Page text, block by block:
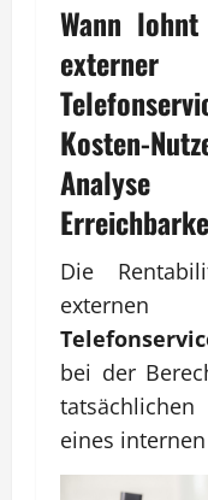
Wann
externer
Kosten-
Die
externen
bei der
eines